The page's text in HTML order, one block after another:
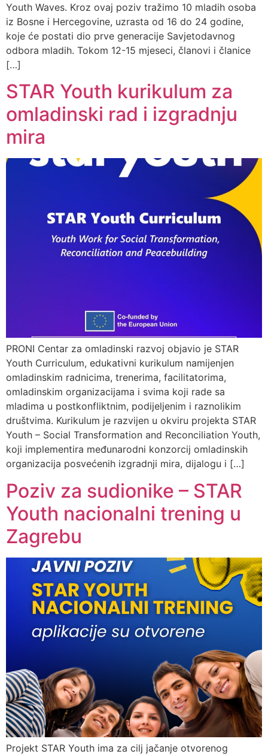
Youth Waves. Kroz ovaj poziv tražimo 10 mladih osoba
iz Bosne i Hercegovine, uzrasta od 16 do 24 godine,
koje će postati dio prve generacije Savjetodavnog
odbora mladih. Tokom 12-15 mjeseci, članovi i članice
[…]
STAR Youth kurikulum za
omladinski rad i izgradnju
mira
PRONI Centar za omladinski razvoj objavio je STAR
Youth Curriculum, edukativni kurikulum namijenjen
omladinskim radnicima, trenerima, facilitatorima,
omladinskim organizacijama i svima koji rade sa
mladima u postkonfliktnim, podijeljenim i raznolikim
društvima. Kurikulum je razvijen u okviru projekta STAR
Youth – Social Transformation and Reconciliation Youth,
koji implementira međunarodni konzorcij omladinskih
organizacija posvećenih izgradnji mira, dijalogu i […]
Poziv za sudionike – STAR
Youth nacionalni trening u
Zagrebu
Projekt STAR Youth ima za cilj jačanje otvorenog